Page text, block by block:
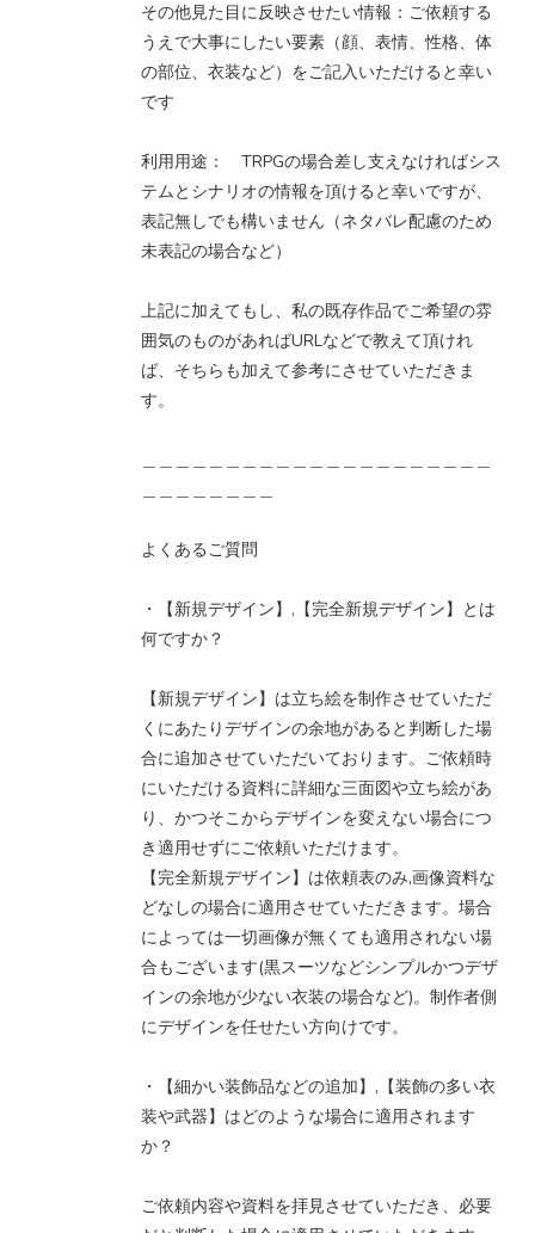
その他見た目に反映させたい情報：ご依頼する
うえで大事にしたい要素（顔、表情、性格、体
の部位、衣装など）をご記入いただけると幸い
です
利用用途： TRPGの場合差し支えなければシス
テムとシナリオの情報を頂けると幸いですが、
表記無しでも構いません（ネタバレ配慮のため
未表記の場合など）
上記に加えてもし、私の既存作品でご希望の雰
囲気のものがあればURLなどで教えて頂けれ
ば、そちらも加えて参考にさせていただきま
す。
よくあるご質問
・【新規デザイン】,【完全新規デザイン】とは
何ですか？
【新規デザイン】は立ち絵を制作させていただ
くにあたりデザインの余地があると判断した場
合に追加させていただいております。ご依頼時
にいただける資料に詳細な三面図や立ち絵があ
り、かつそこからデザインを変えない場合につ
き適用せずにご依頼いただけます。
【完全新規デザイン】は依頼表のみ,画像資料な
どなしの場合に適用させていただきます。場合
によっては一切画像が無くても適用されない場
合もございます(黒スーツなどシンプルかつデザ
インの余地が少ない衣装の場合など)。制作者側
にデザインを任せたい方向けです。
・【細かい装飾品などの追加】,【装飾の多い衣
装や武器】はどのような場合に適用されます
か？
ご依頼内容や資料を拝見させていただき、必要